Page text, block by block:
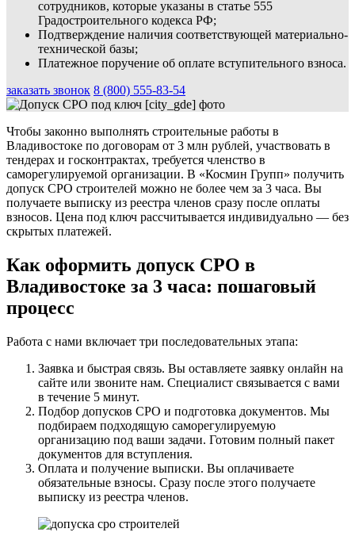
сотрудников, которые указаны в статье 555
Градостроительного кодекса РФ;
Подтверждение наличия соответствующей материально-
технической базы;
Платежное поручение об оплате вступительного взноса.
заказать звонок 8 (800) 555-83-54
Чтобы законно выполнять строительные работы в
Владивостоке по договорам от 3 млн рублей, участвовать в
тендерах и госконтрактах, требуется членство в
саморегулируемой организации. В «Космин Групп» получить
допуск СРО строителей можно не более чем за 3 часа. Вы
получаете выписку из реестра членов сразу после оплаты
взносов. Цена под ключ рассчитывается индивидуально — без
скрытых платежей.
Как оформить допуск СРО в
Владивостоке за 3 часа: пошаговый
процесс
Работа с нами включает три последовательных этапа:
Заявка и быстрая связь. Вы оставляете заявку онлайн на
сайте или звоните нам. Специалист связывается с вами
в течение 5 минут.
Подбор допусков СРО и подготовка документов. Мы
подбираем подходящую саморегулируемую
организацию под ваши задачи. Готовим полный пакет
документов для вступления.
Оплата и получение выписки. Вы оплачиваете
обязательные взносы. Сразу после этого получаете
выписку из реестра членов.